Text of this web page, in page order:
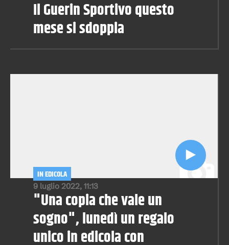
Il Guerin Sportivo questo
mese si sdoppia
9 luglio 2022, 11:13
IN EDICOLA
"Una copia che vale un
sogno", lunedì un regalo
unico in edicola con